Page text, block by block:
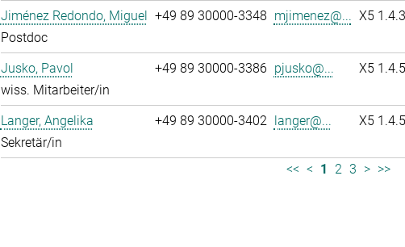
Jiménez Redondo, Miguel
Postdoc
+49 89 30000-3348 mjimenez@... X5
Jusko, Pavol
wiss. Mitarbeiter/in
+49 89 30000-3386 pjusko@... X5
Langer, Angelika
Sekretär/in
+49 89 30000-3402 langer@... X5
<< < 1 2 3 > >>